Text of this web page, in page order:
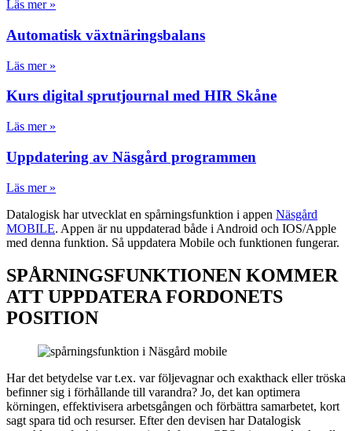
Läs mer »
Automatisk växtnäringsbalans
Läs mer »
Kurs digital sprutjournal med HIR Skåne
Läs mer »
Uppdatering av Näsgård programmen
Läs mer »
Datalogisk har utvecklat en spårningsfunktion i appen Näsgård
MOBILE. Appen är nu uppdaterad både i Android och IOS/Apple
med denna funktion. Så uppdatera Mobile och funktionen fungerar.
SPÅRNINGSFUNKTIONEN KOMMER
ATT UPPDATERA FORDONETS
POSITION
Har det betydelse var t.ex. var följevagnar och exakthack eller tröska
befinner sig i förhållande till varandra? Jo, det kan optimera
körningen, effektivisera arbetsgången och förbättra samarbetet, kort
sagt spara tid och resurser. Efter den devisen har Datalogisk